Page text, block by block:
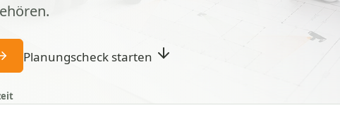
Planungscheck starten